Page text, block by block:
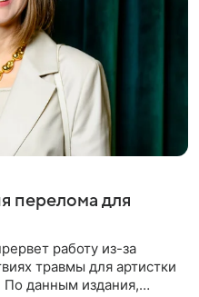
перелома для
работу из-за
травмы для артистки
данным издания,